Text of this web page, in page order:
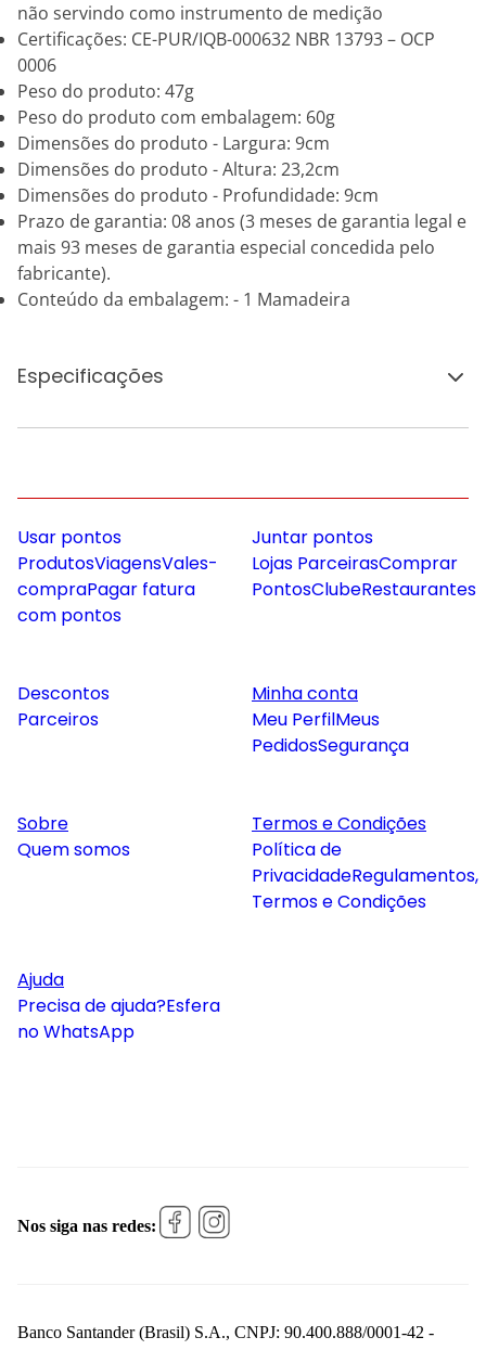
não servindo como instrumento de medição
Certificações: CE-PUR/IQB-000632 NBR 13793 – OCP
0006
Peso do produto: 47g
Peso do produto com embalagem: 60g
Dimensões do produto - Largura: 9cm
Dimensões do produto - Altura: 23,2cm
Dimensões do produto - Profundidade: 9cm
Prazo de garantia: 08 anos (3 meses de garantia legal e
mais 93 meses de garantia especial concedida pelo
fabricante).
Conteúdo da embalagem: - 1 Mamadeira
Especificações
Usar pontos
ProdutosViagensVales-
compraPagar fatura
com pontos
Juntar pontos
Lojas ParceirasComprar
PontosClubeRestaurantes
Descontos
Parceiros
Minha conta
Meu PerfilMeus
PedidosSegurança
Sobre
Quem somos
Termos e Condições
Política de
PrivacidadeRegulamentos,
Termos e Condições
Ajuda
Precisa de ajuda?Esfera
no WhatsApp
Nos siga nas redes:
Banco Santander (Brasil) S.A., CNPJ: 90.400.888/0001-42 -